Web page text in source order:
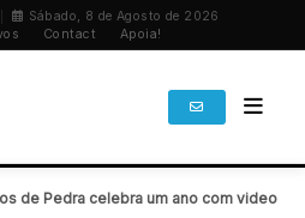
Sábado, 8 de Agosto de 2026
Contact Apoia!
de Pedra celebra um ano com video